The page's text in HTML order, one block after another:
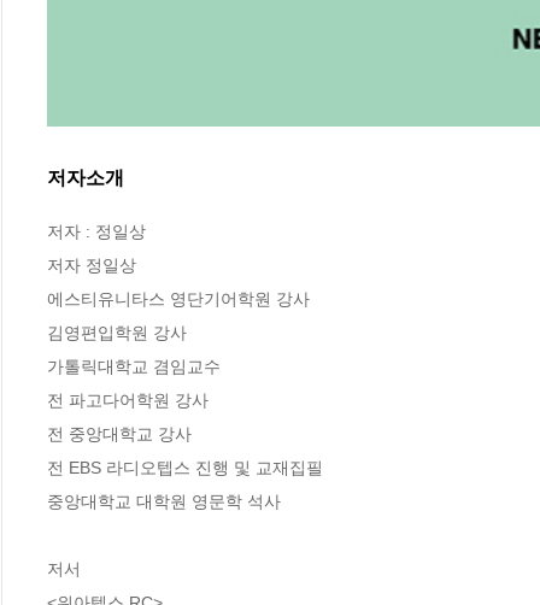
저자소개
저자 : 정일상
저자 정일상
에스티유니타스 영단기어학원 강사
김영편입학원 강사
가톨릭대학교 겸임교수
전 파고다어학원 강사
전 중앙대학교 강사
전 EBS 라디오텝스 진행 및 교재집필
중앙대학교 대학원 영문학 석사
저서